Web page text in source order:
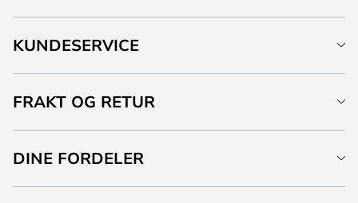
KUNDESERVICE
FRAKT OG RETUR
DINE FORDELER